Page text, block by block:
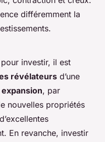
différemment la
investir, il est
révélateurs d’une
expansion, par
nouvelles propriétés
En revanche, investir